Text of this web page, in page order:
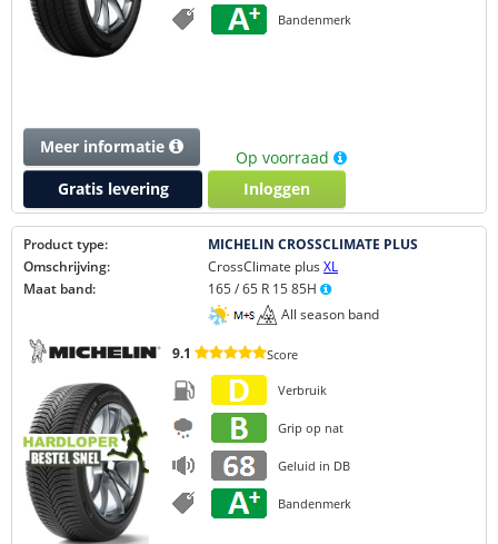
Bandenmerk
Op voorraad
Inloggen
Meer informatie
Gratis levering
Product type:
MICHELIN CROSSCLIMATE PLUS
Omschrijving:
CrossClimate plus XL
Maat band:
165 / 65 R 15 85H
All season band
9.1 Score
Verbruik
Grip op nat
Geluid in DB
Bandenmerk